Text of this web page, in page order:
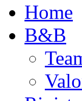
Home
B&B